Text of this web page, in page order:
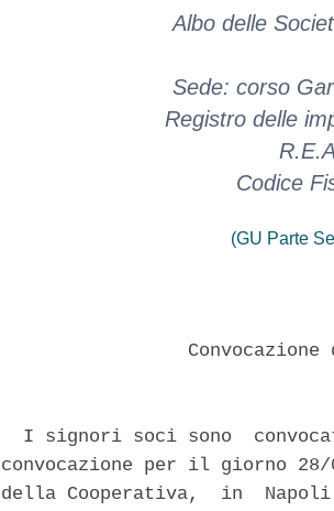
Albo delle
Sede: corso
Registro delle
Codice
(GU Parte
I signori soci sono
convocazione per il giorno
della Cooperativa,  in